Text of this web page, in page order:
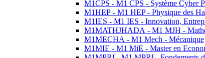
M1CPS - M1 CPS - Système Cyber
M1HEP - M1 HEP - Physique des
M1IES - M1 IES - Innovation,
M1MATHJHADA - M1 MJH -
M1MECHA - M1 Mech - Mécanique
M1MIE - M1 MiE - Master en